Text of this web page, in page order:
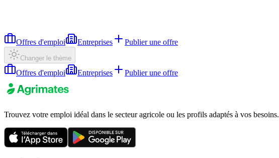
Offres d'emploi Entreprises Publier une offre
Changer le thème
Offres d'emploi Entreprises Publier une offre
Trouvez votre emploi idéal dans le secteur agricole ou les profils adaptés à vos besoins.